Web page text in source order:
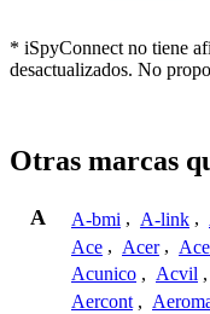
* iSpyConnect no tiene
desactualizados. No
Otras marcas
A A-bmi , A-link ,
Ace , Acer ,
Acunico , Acvil ,
Aercont ,